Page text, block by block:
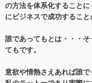
の方法を体系化すること
にビジネスで成功すること
誰であってもとは・・・
てもです。
意欲や情熱さえあれば誰